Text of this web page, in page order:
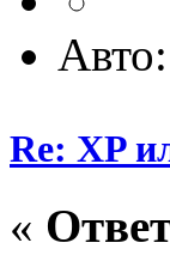
Re: XP
«